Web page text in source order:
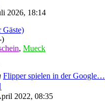
2026, 18:14
Gäste)
)
, Mueck
Flipper spielen in der Google…
Beitrag2022, 08:35